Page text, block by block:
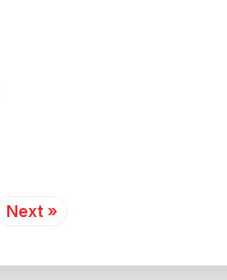
Next »